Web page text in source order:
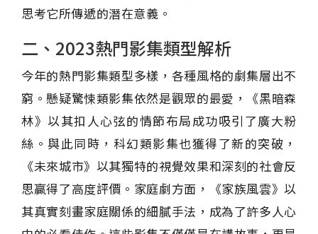
思考它所傳遞的潛在意義。
二、2023熱門影集類型解析
今年的熱門影集類型多樣，各種風格的劇集層出不
窮。懸疑驚悚類影集依然是觀眾的最愛，《黑暗森
林》以其扣人心弦的情節布局成功吸引了廣大粉
絲。與此同時，科幻類影集也獲得了新的突破，
《未來城市》以其獨特的視覺效果和深刻的社會反
思贏得了高度評價。家庭劇方面，《家族風雲》以
其真實刻畫家庭關係的細膩手法，成為了許多人心